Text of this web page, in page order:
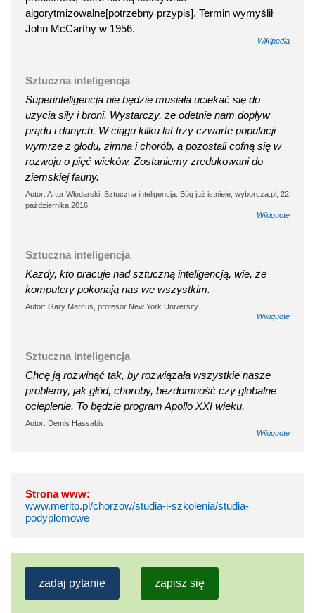
algorytmizowalne[potrzebny przypis]. Termin wymyślił
John McCarthy w 1956.
Wikipedia
Sztuczna inteligencja
Superinteligencja nie będzie musiała uciekać się do
użycia siły i broni. Wystarczy, że odetnie nam dopływ
prądu i danych. W ciągu kilku lat trzy czwarte populacji
wymrze z głodu, zimna i chorób, a pozostali cofną się w
rozwoju o pięć wieków. Zostaniemy zredukowani do
ziemskiej fauny.
Autor: Artur Włodarski, Sztuczna inteligencja. Bóg już istnieje, wyborcza.pl, 22
października 2016.
Wikiquote
Sztuczna inteligencja
Każdy, kto pracuje nad sztuczną inteligencją, wie, że
komputery pokonają nas we wszystkim.
Autor: Gary Marcus, profesor New York University
Wikiquote
Sztuczna inteligencja
Chcę ją rozwinąć tak, by rozwiązała wszystkie nasze
problemy, jak głód, choroby, bezdomność czy globalne
ocieplenie. To będzie program Apollo XXI wieku.
Autor: Demis Hassabis
Wikiquote
Strona www:
www.merito.pl/chorzow/studia-i-szkolenia/studia-
podyplomowe
zadaj pytanie zapisz się